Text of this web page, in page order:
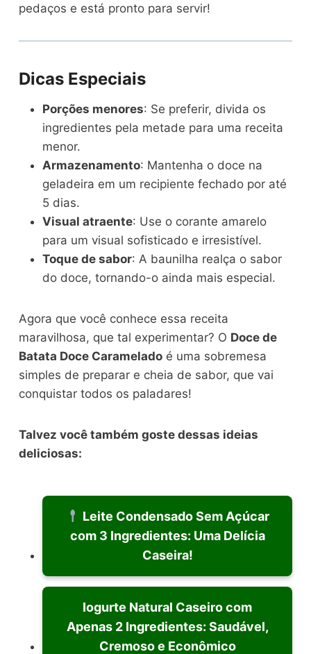
pedaços e está pronto para servir!
Dicas Especiais
Porções menores: Se preferir, divida os
ingredientes pela metade para uma receita
menor.
Armazenamento: Mantenha o doce na
geladeira em um recipiente fechado por até
5 dias.
Visual atraente: Use o corante amarelo
para um visual sofisticado e irresistível.
Toque de sabor: A baunilha realça o sabor
do doce, tornando-o ainda mais especial.
Agora que você conhece essa receita
maravilhosa, que tal experimentar? O Doce de
Batata Doce Caramelado é uma sobremesa
simples de preparar e cheia de sabor, que vai
conquistar todos os paladares!
Talvez você também goste dessas ideias
deliciosas:
Leite Condensado Sem Açúcar
com 3 Ingredientes: Uma Delícia
Caseira!
Iogurte Natural Caseiro com
Apenas 2 Ingredientes: Saudável,
Cremoso e Econômico